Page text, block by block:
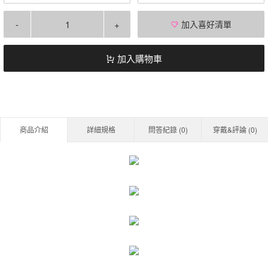
- + 加入喜好清單
加入購物車
商品介紹 詳細規格 問答紀錄 (0) 穿戴&評論 (0)